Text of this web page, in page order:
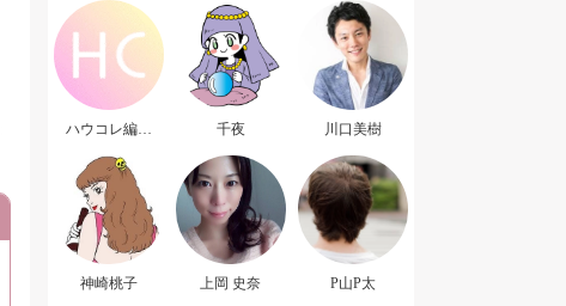
ハウコレ編集
千夜 川口美樹
神崎桃子 上岡 史奈 P山P太